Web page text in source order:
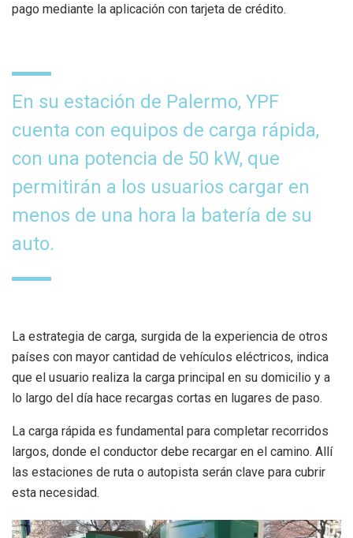
pago mediante la aplicación con tarjeta de crédito.
En su estación de Palermo, YPF
cuenta con equipos de carga rápida,
con una potencia de 50 kW, que
permitirán a los usuarios cargar en
menos de una hora la batería de su
auto.
La estrategia de carga, surgida de la experiencia de otros
países con mayor cantidad de vehículos eléctricos, indica
que el usuario realiza la carga principal en su domicilio y a
lo largo del día hace recargas cortas en lugares de paso.
La carga rápida es fundamental para completar recorridos
largos, donde el conductor debe recargar en el camino. Allí
las estaciones de ruta o autopista serán clave para cubrir
esta necesidad.